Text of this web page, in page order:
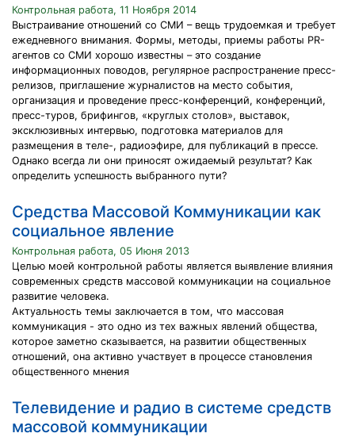
Контрольная работа, 11 Ноября 2014
Выстраивание отношений со СМИ – вещь трудоемкая и требует
ежедневного внимания. Формы, методы, приемы работы PR-
агентов со СМИ хорошо известны – это создание
информационных поводов, регулярное распространение пресс-
релизов, приглашение журналистов на место события,
организация и проведение пресс-конференций, конференций,
пресс-туров, брифингов, «круглых столов», выставок,
эксклюзивных интервью, подготовка материалов для
размещения в теле-, радиоэфире, для публикаций в прессе.
Однако всегда ли они приносят ожидаемый результат? Как
определить успешность выбранного пути?
Средства Массовой Коммуникации как
социальное явление
Контрольная работа, 05 Июня 2013
Целью моей контрольной работы является выявление влияния
современных средств массовой коммуникации на социальное
развитие человека.
Актуальность темы заключается в том, что массовая
коммуникация - это одно из тех важных явлений общества,
которое заметно сказывается, на развитии общественных
отношений, она активно участвует в процессе становления
общественного мнения
Телевидение и радио в системе средств
массовой коммуникации